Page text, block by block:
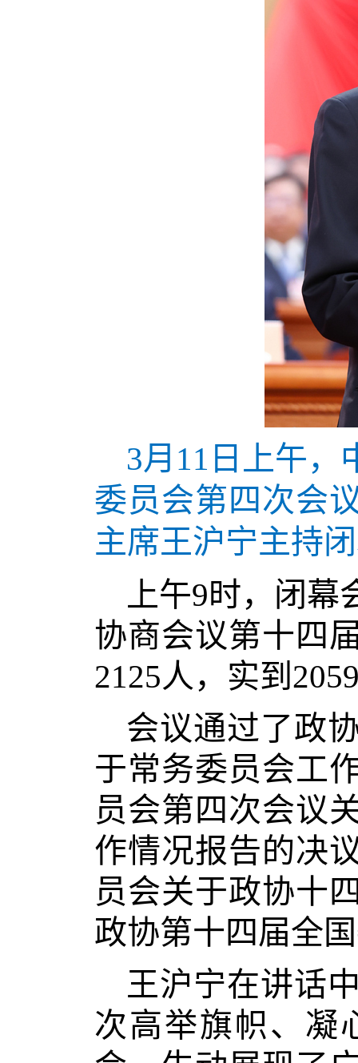
3月11日上午，
委员会第四次会
主席王沪宁主持
上午9时，闭
协商会议第十四
2125人，实到
会议通过了政
于常务委员会工
员会第四次会议
作情况报告的决
员会关于政协十
政协第十四届全
王沪宁在讲话
次高举旗帜、凝